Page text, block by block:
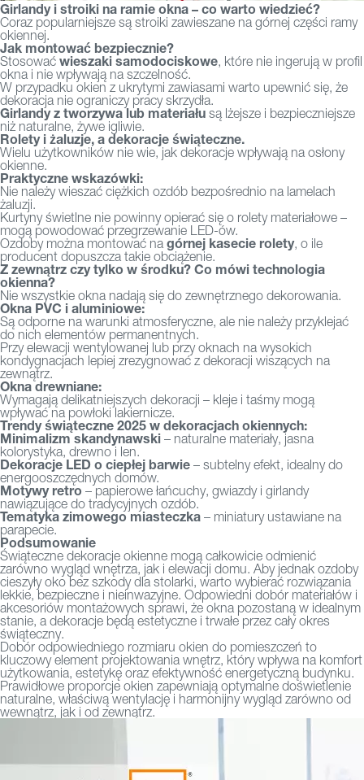
Girlandy i stroiki na ramie okna – co warto wiedzieć?
Coraz popularniejsze są stroiki zawieszane na górnej części ramy
okiennej.
Jak montować bezpiecznie?
Stosować wieszaki samodociskowe, które nie ingerują w profil
okna i nie wpływają na szczelność.
W przypadku okien z ukrytymi zawiasami warto upewnić się, że
dekoracja nie ograniczy pracy skrzydła.
Girlandy z tworzywa lub materiału są lżejsze i bezpieczniejsze
niż naturalne, żywe igliwie.
Rolety i żaluzje, a dekoracje świąteczne.
Wielu użytkowników nie wie, jak dekoracje wpływają na osłony
okienne.
Praktyczne wskazówki:
Nie należy wieszać ciężkich ozdób bezpośrednio na lamelach
żaluzji.
Kurtyny świetlne nie powinny opierać się o rolety materiałowe –
mogą powodować przegrzewanie LED-ów.
Ozdoby można montować na górnej kasecie rolety, o ile
producent dopuszcza takie obciążenie.
Z zewnątrz czy tylko w środku? Co mówi technologia
okienna?
Nie wszystkie okna nadają się do zewnętrznego dekorowania.
Okna PVC i aluminiowe:
Są odporne na warunki atmosferyczne, ale nie należy przyklejać
do nich elementów permanentnych.
Przy elewacji wentylowanej lub przy oknach na wysokich
kondygnacjach lepiej zrezygnować z dekoracji wiszących na
zewnątrz.
Okna drewniane:
Wymagają delikatniejszych dekoracji – kleje i taśmy mogą
wpływać na powłoki lakiernicze.
Trendy świąteczne 2025 w dekoracjach okiennych:
Minimalizm skandynawski – naturalne materiały, jasna
kolorystyka, drewno i len.
Dekoracje LED o ciepłej barwie – subtelny efekt, idealny do
energooszczędnych domów.
Motywy retro – papierowe łańcuchy, gwiazdy i girlandy
nawiązujące do tradycyjnych ozdób.
Tematyka zimowego miasteczka – miniatury ustawiane na
parapecie.
Podsumowanie
Świąteczne dekoracje okienne mogą całkowicie odmienić
zarówno wygląd wnętrza, jak i elewacji domu. Aby jednak ozdoby
cieszyły oko bez szkody dla stolarki, warto wybierać rozwiązania
lekkie, bezpieczne i nieinwazyjne. Odpowiedni dobór materiałów i
akcesoriów montażowych sprawi, że okna pozostaną w idealnym
stanie, a dekoracje będą estetyczne i trwałe przez cały okres
świąteczny.
Dobór odpowiedniego rozmiaru okien do pomieszczeń to
kluczowy element projektowania wnętrz, który wpływa na komfort
użytkowania, estetykę oraz efektywność energetyczną budynku.
Prawidłowe proporcje okien zapewniają optymalne doświetlenie
naturalne, właściwą wentylację i harmonijny wygląd zarówno od
wewnątrz, jak i od zewnątrz.